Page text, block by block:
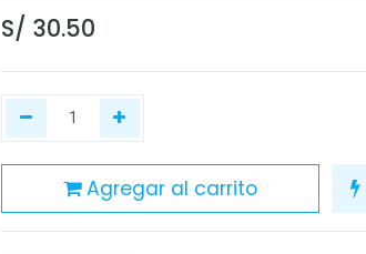
S/ 30.50
Agregar al carrito